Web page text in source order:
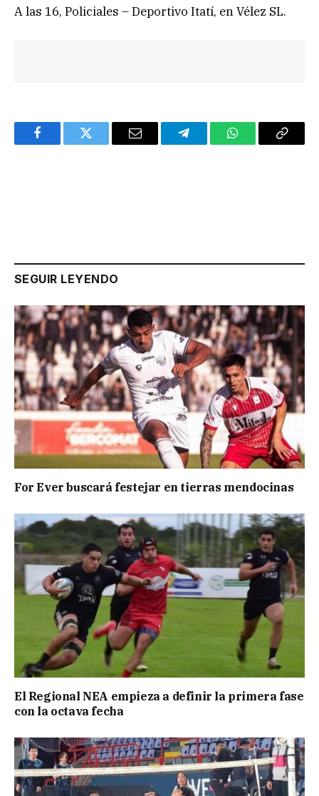
A las 16, Policiales – Deportivo Itatí, en Vélez SL.
FacebookTwitter Email TelegramWhatsAppCopy
SEGUIR LEYENDO
For Ever buscará festejar en tierras mendocinas
El Regional NEA empieza a definir la primera fase
con la octava fecha